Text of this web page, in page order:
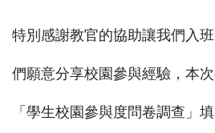
特別感謝教官的協助讓我們入班
們願意分享校園參與經驗，本
「學生校園參與度問卷調查」填